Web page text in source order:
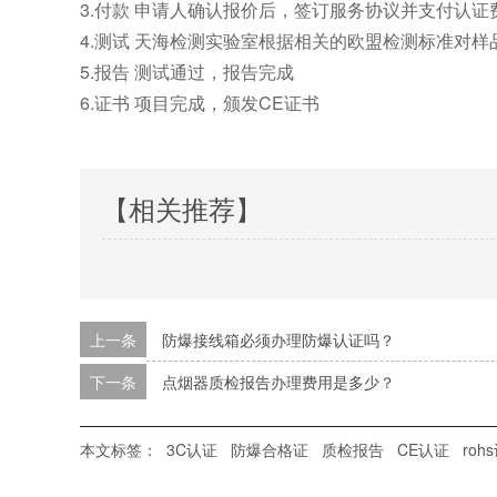
3.付款 申请人确认报价后，签订服务协议并支付认证
4.测试 天海检测实验室根据相关的欧盟检测标准对样
5.报告 测试通过，报告完成
6.证书 项目完成，颁发CE证书
【相关推荐】
上一条
防爆接线箱必须办理防爆认证吗？
下一条 点烟器质检报告办理费用是多少？
本文标签： 3C认证 防爆合格证 质检报告 CE认证